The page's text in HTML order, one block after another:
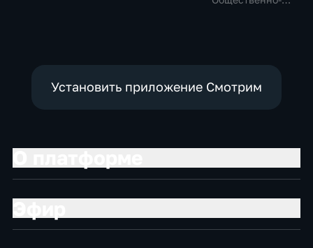
Установить приложение Смотрим